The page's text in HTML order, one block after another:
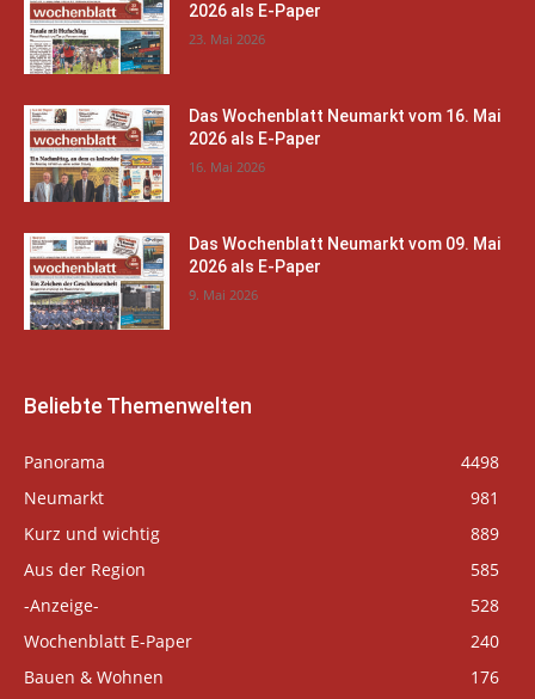
2026 als E-Paper
23. Mai 2026
Das Wochenblatt Neumarkt vom 16. Mai
2026 als E-Paper
16. Mai 2026
Das Wochenblatt Neumarkt vom 09. Mai
2026 als E-Paper
9. Mai 2026
Beliebte Themenwelten
Panorama
4498
Neumarkt
981
Kurz und wichtig
889
Aus der Region
585
-Anzeige-
528
Wochenblatt E-Paper
240
Bauen & Wohnen
176